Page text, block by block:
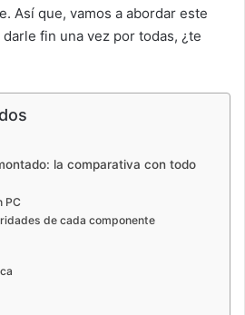
Así que, vamos a abordar este
fin una vez por todas, ¿te
la comparativa con todo
PC
de cada componente